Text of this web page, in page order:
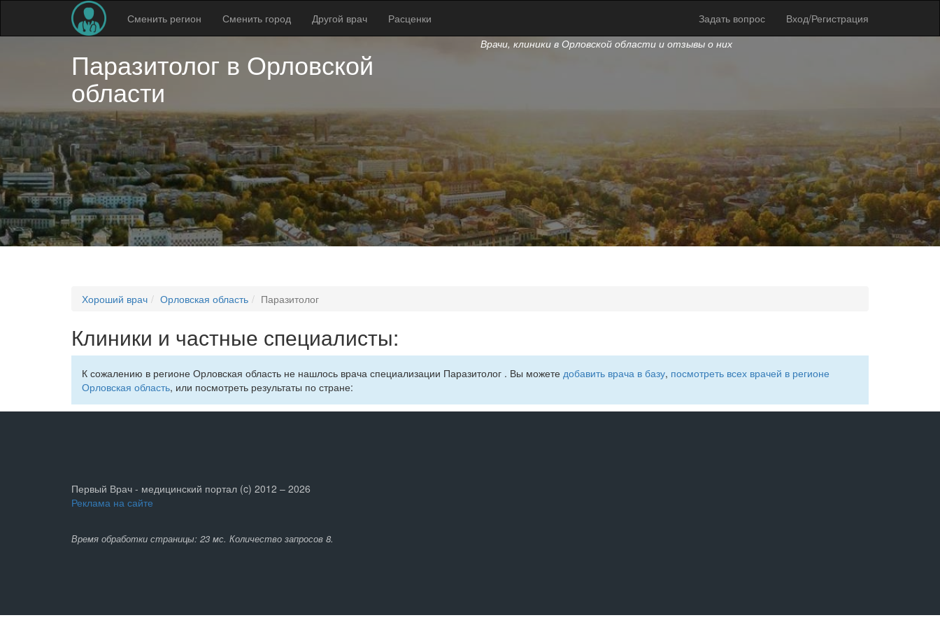
Сменить регион Сменить город Другой врач Расценки Задать вопрос Вход/Регистрация
Паразитолог в Орловской
области
Врачи, клиники в Орловской области и отзывы о них
Хороший врач Орловская область Паразитолог
Клиники и частные специалисты:
К сожалению в регионе Орловская область не нашлось врача специализации Паразитолог . Вы можете добавить врача в базу, посмотреть всех врачей в регионе
Орловская область, или посмотреть результаты по стране:
Первый Врач - медицинский портал (c) 2012 – 2026
Реклама на сайте
Время обработки страницы: 23 мс. Количество запросов 8.